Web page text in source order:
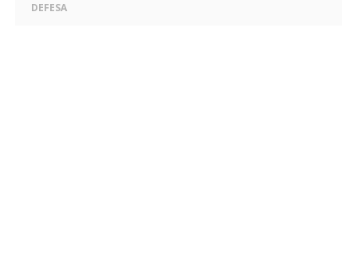
DEFESA